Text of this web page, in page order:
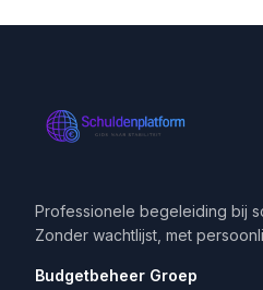
Professionele begeleiding bij
Zonder wachtlijst, met
Budgetbeheer Groep